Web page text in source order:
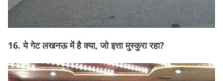
16. ये गेट लखनऊ में है क्या, जो इत्ता मुस्कुरा रहा?